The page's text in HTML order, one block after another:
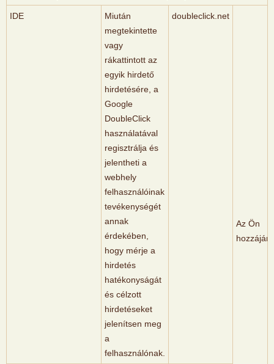
IDE
Miután
megtekintette
vagy
rákattintott az
egyik hirdető
hirdetésére, a
Google
DoubleClick
használatával
regisztrálja és
jelentheti a
webhely
felhasználóinak
tevékenységét
annak
érdekében,
hogy mérje a
hirdetés
hatékonyságát
és célzott
hirdetéseket
jelenítsen meg
a
felhasználónak.
doubleclick.net
Az Ön